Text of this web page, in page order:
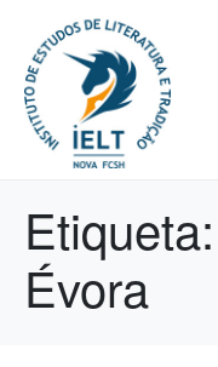
Etiqueta:
Évora